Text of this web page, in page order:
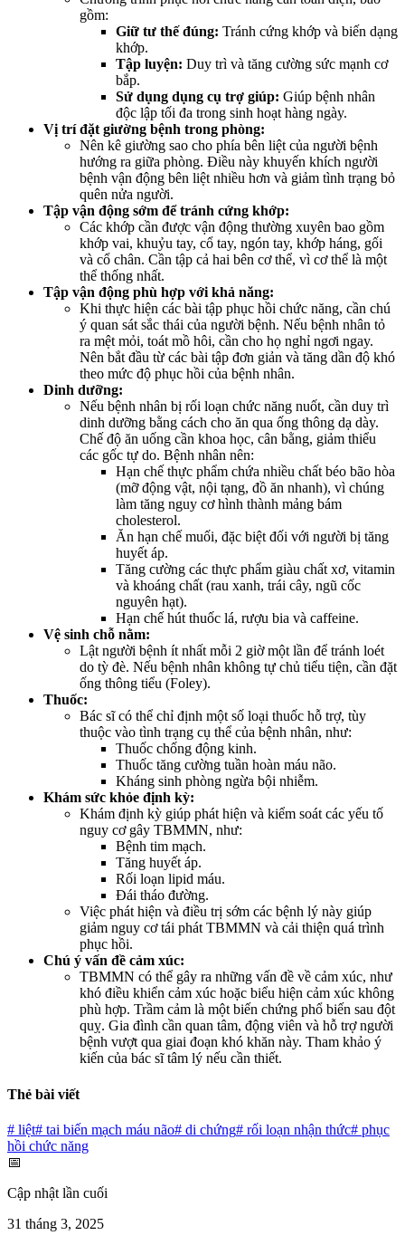
gồm:
Giữ tư thế đúng: Tránh cứng khớp và biến dạng
khớp.
Tập luyện: Duy trì và tăng cường sức mạnh cơ
bắp.
Sử dụng dụng cụ trợ giúp: Giúp bệnh nhân
độc lập tối đa trong sinh hoạt hàng ngày.
Vị trí đặt giường bệnh trong phòng:
Nên kê giường sao cho phía bên liệt của người bệnh
hướng ra giữa phòng. Điều này khuyến khích người
bệnh vận động bên liệt nhiều hơn và giảm tình trạng bỏ
quên nửa người.
Tập vận động sớm để tránh cứng khớp:
Các khớp cần được vận động thường xuyên bao gồm
khớp vai, khuỷu tay, cổ tay, ngón tay, khớp háng, gối
và cổ chân. Cần tập cả hai bên cơ thể, vì cơ thể là một
thể thống nhất.
Tập vận động phù hợp với khả năng:
Khi thực hiện các bài tập phục hồi chức năng, cần chú
ý quan sát sắc thái của người bệnh. Nếu bệnh nhân tỏ
ra mệt mỏi, toát mồ hôi, cần cho họ nghỉ ngơi ngay.
Nên bắt đầu từ các bài tập đơn giản và tăng dần độ khó
theo mức độ phục hồi của bệnh nhân.
Dinh dưỡng:
Nếu bệnh nhân bị rối loạn chức năng nuốt, cần duy trì
dinh dưỡng bằng cách cho ăn qua ống thông dạ dày.
Chế độ ăn uống cần khoa học, cân bằng, giảm thiểu
các gốc tự do. Bệnh nhân nên:
Hạn chế thực phẩm chứa nhiều chất béo bão hòa
(mỡ động vật, nội tạng, đồ ăn nhanh), vì chúng
làm tăng nguy cơ hình thành mảng bám
cholesterol.
Ăn hạn chế muối, đặc biệt đối với người bị tăng
huyết áp.
Tăng cường các thực phẩm giàu chất xơ, vitamin
và khoáng chất (rau xanh, trái cây, ngũ cốc
nguyên hạt).
Hạn chế hút thuốc lá, rượu bia và caffeine.
Vệ sinh chỗ nằm:
Lật người bệnh ít nhất mỗi 2 giờ một lần để tránh loét
do tỳ đè. Nếu bệnh nhân không tự chủ tiểu tiện, cần đặt
ống thông tiểu (Foley).
Thuốc:
Bác sĩ có thể chỉ định một số loại thuốc hỗ trợ, tùy
thuộc vào tình trạng cụ thể của bệnh nhân, như:
Thuốc chống động kinh.
Thuốc tăng cường tuần hoàn máu não.
Kháng sinh phòng ngừa bội nhiễm.
Khám sức khỏe định kỳ:
Khám định kỳ giúp phát hiện và kiểm soát các yếu tố
nguy cơ gây TBMMN, như:
Bệnh tim mạch.
Tăng huyết áp.
Rối loạn lipid máu.
Đái tháo đường.
Việc phát hiện và điều trị sớm các bệnh lý này giúp
giảm nguy cơ tái phát TBMMN và cải thiện quá trình
phục hồi.
Chú ý vấn đề cảm xúc:
TBMMN có thể gây ra những vấn đề về cảm xúc, như
khó điều khiển cảm xúc hoặc biểu hiện cảm xúc không
phù hợp. Trầm cảm là một biến chứng phổ biến sau đột
quỵ. Gia đình cần quan tâm, động viên và hỗ trợ người
bệnh vượt qua giai đoạn khó khăn này. Tham khảo ý
kiến của bác sĩ tâm lý nếu cần thiết.
Thẻ bài viết
# liệt# tai biến mạch máu não# di chứng# rối loạn nhận thức# phục
hồi chức năng
📅
Cập nhật lần cuối
31 tháng 3, 2025